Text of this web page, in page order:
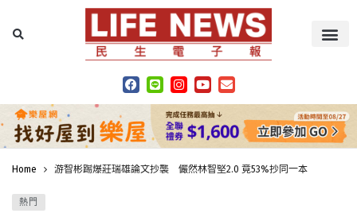
Home 游智彬踢爆莊瑞雄論文抄襲 儼然林智堅2.0 竟53%抄同一本
熱門